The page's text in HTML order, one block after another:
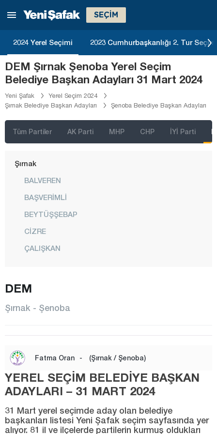
SEÇİM
2024 Yerel Seçimi 2023 Cumhurbaşkanlığı 2. Tur
DEM Şırnak Şenoba Yerel Seçim
Belediye Başkan Adayları 31 Mart 2024
Yeni Şafak
Yerel Seçim 2024
Şırnak Belediye Başkan Adayları
Şenoba Belediye Başkan Adayları
Tüm Partiler AK Parti MHP CHP İYİ Parti
Rize
Samsun
Siirt
Sinop
Şanlıurfa
Şırnak
BALVEREN
BAŞVERİMLİ
BEYTÜŞŞEBAP
CİZRE
ÇALIŞKAN
HİLAL
KUMÇATI
SIRTKÖY
DEM
Şırnak - Şenoba
Fatma Oran - (Şırnak / Şenoba)
YEREL SEÇİM BELEDİYE BAŞKAN
ADAYLARI – 31 MART 2024
31 Mart yerel seçimde aday olan belediye
başkanları listesi Yeni Şafak seçim sayfasında yer
alıyor. 81 il ve ilçelerde partilerin kurmuş oldukları